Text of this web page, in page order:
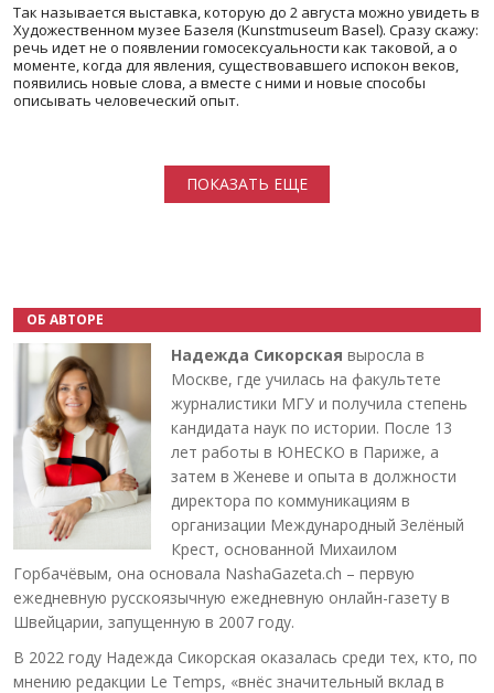
Так называется выставка, которую до 2 августа можно увидеть в
Художественном музее Базеля (Kunstmuseum Basel). Сразу скажу:
речь идет не о появлении гомосексуальности как таковой, а о
моменте, когда для явления, существовавшего испокон веков,
появились новые слова, а вместе с ними и новые способы
описывать человеческий опыт.
ПОКАЗАТЬ ЕЩЕ
ОБ АВТОРЕ
Надежда Сикорская выросла в
Москве, где училась на факультете
журналистики МГУ и получила степень
кандидата наук по истории. После 13
лет работы в ЮНЕСКО в Париже, а
затем в Женеве и опыта в должности
директора по коммуникациям в
организации Международный Зелёный
Крест, основанной Михаилом
Горбачёвым, она основала NashaGazeta.ch – первую
ежедневную русскоязычную ежедневную онлайн-газету в
Швейцарии, запущенную в 2007 году.
В 2022 году Надежда Сикорская оказалась среди тех, кто, по
мнению редакции Le Temps, «внёс значительный вклад в